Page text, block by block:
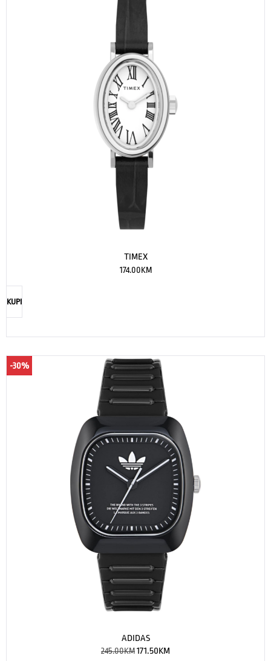
TIMEX
174.00KM
KUPI
-30%
ADIDAS
245.00KM171.50KM